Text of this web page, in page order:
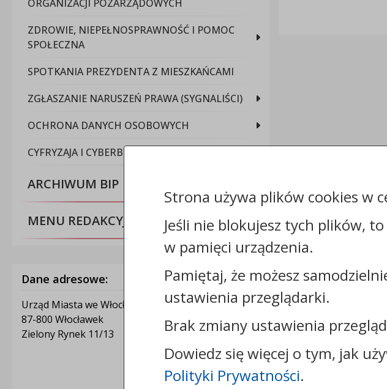
ORGANIZACJI POZARZĄDOWYCH
ZDROWIE, NIEPEŁNOSPRAWNOŚĆ I POMOC
SPOŁECZNA
SPOTKANIA PREZYDENTA Z MIESZKAŃCAMI
ZGŁASZANIE NARUSZEŃ PRAWA (SYGNALIŚCI)
OCHRONA DANYCH OSOBOWYCH
CYFRYZAJA I CYBERBEZPIECZEŃSTWO
ARCHIWUM BIP
MENU REDAKCYJNE
Dane adresowe:
Urząd Miasta we Włocławku
87-800 Włocławek
Zielony Rynek 11/13
Kontakt:
tel.:+48544144000
faks: +48544144444
e-mail:
skrytka ePUAP: /
/umwloclawek/
strona www:
Strona używa plików cookies w
Jeśli nie blokujesz tych plików,
w pamięci urządzenia.
Pamiętaj, że możesz
ustawienia przeglądarki.
Brak zmiany ustawienia
Dowiedz się więcej o tym, jak
Polityki Prywatności.